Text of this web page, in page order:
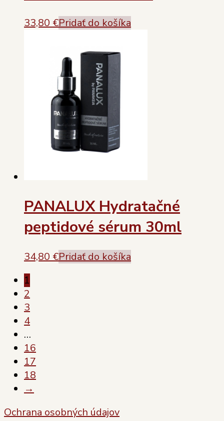
33,80 €Pridať do košíka
PANALUX Hydratačné
peptidové sérum 30ml
34,80 €Pridať do košíka
1
2
3
4
…
16
17
18
→
Ochrana osobných údajov